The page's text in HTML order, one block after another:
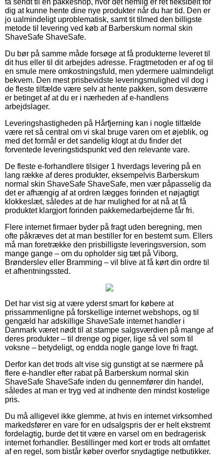
dig at kunne hente dine nye produkter når du har tid. Den er
jo ualmindeligt uproblematisk, samt tit tilmed den billigste
metode til levering ved køb af Barberskum normal skin
ShaveSafe ShaveSafe.
Du bør på samme måde forsøge at få produkterne leveret til
dit hus eller til dit arbejdes adresse. Fragtmetoden er af og til
en smule mere omkostningsfuld, men ydermere ualmindeligt
bekvem. Den mest prisbevidste leveringsmulighed vil dog i
de fleste tilfælde være selv at hente pakken, som desværre
er betinget af at du er i nærheden af e-handlens
arbejdslager.
Leveringshastigheden på Hårfjerning kan i nogle tilfælde
være ret så central om vi skal bruge varen om et øjeblik, og
med det formål er det sandelig klogt at du finder det
forventede leveringstidspunkt ved den relevante vare.
De fleste e-forhandlere tilsiger 1 hverdags levering på en
lang række af deres produkter, eksempelvis Barberskum
normal skin ShaveSafe ShaveSafe, men vær påpasselig da
det er afhængig af at ordren lægges forinden et nøjagtigt
klokkeslæt, således at de har mulighed for at nå at få
produktet klargjort forinden pakkemedarbejderne får fri.
Flere internet firmaer byder på fragt uden beregning, men
ofte påkræves det at man bestiller for en bestemt sum. Ellers
må man foretrække den prisbilligste leveringsversion, som
mange gange – om du opholder sig tæt på Viborg,
Brønderslev eller Bramming – vil blive at få kørt din ordre til
et afhentningssted.
Det har vist sig at være yderst smart for købere at
prissammenligne på forskellige internet webshops, og til
gengæld har adskillige ShaveSafe internet handler i
Danmark været nødt til at stampe salgsværdien på mange af
deres produkter – til drenge og piger, lige så vel som til
voksne – betydeligt, og endda nogle gange love fri fragt.
Derfor kan det trods alt vise sig gunstigt at se nærmere på
flere e-handler efter rabat på Barberskum normal skin
ShaveSafe ShaveSafe inden du gennemfører din handel,
således at man er tryg ved at indhente den mindst kostelige
pris.
Du må alligevel ikke glemme, at hvis en internet virksomhed
markedsfører en vare for en udsalgspris der er helt ekstremt
fordelagtig, burde det tit være en varsel om en bedragerisk
internet forhandler. Bestillinger med kort er trods alt omfattet
af en regel, som bistår køber overfor snydagtige netbutikker.